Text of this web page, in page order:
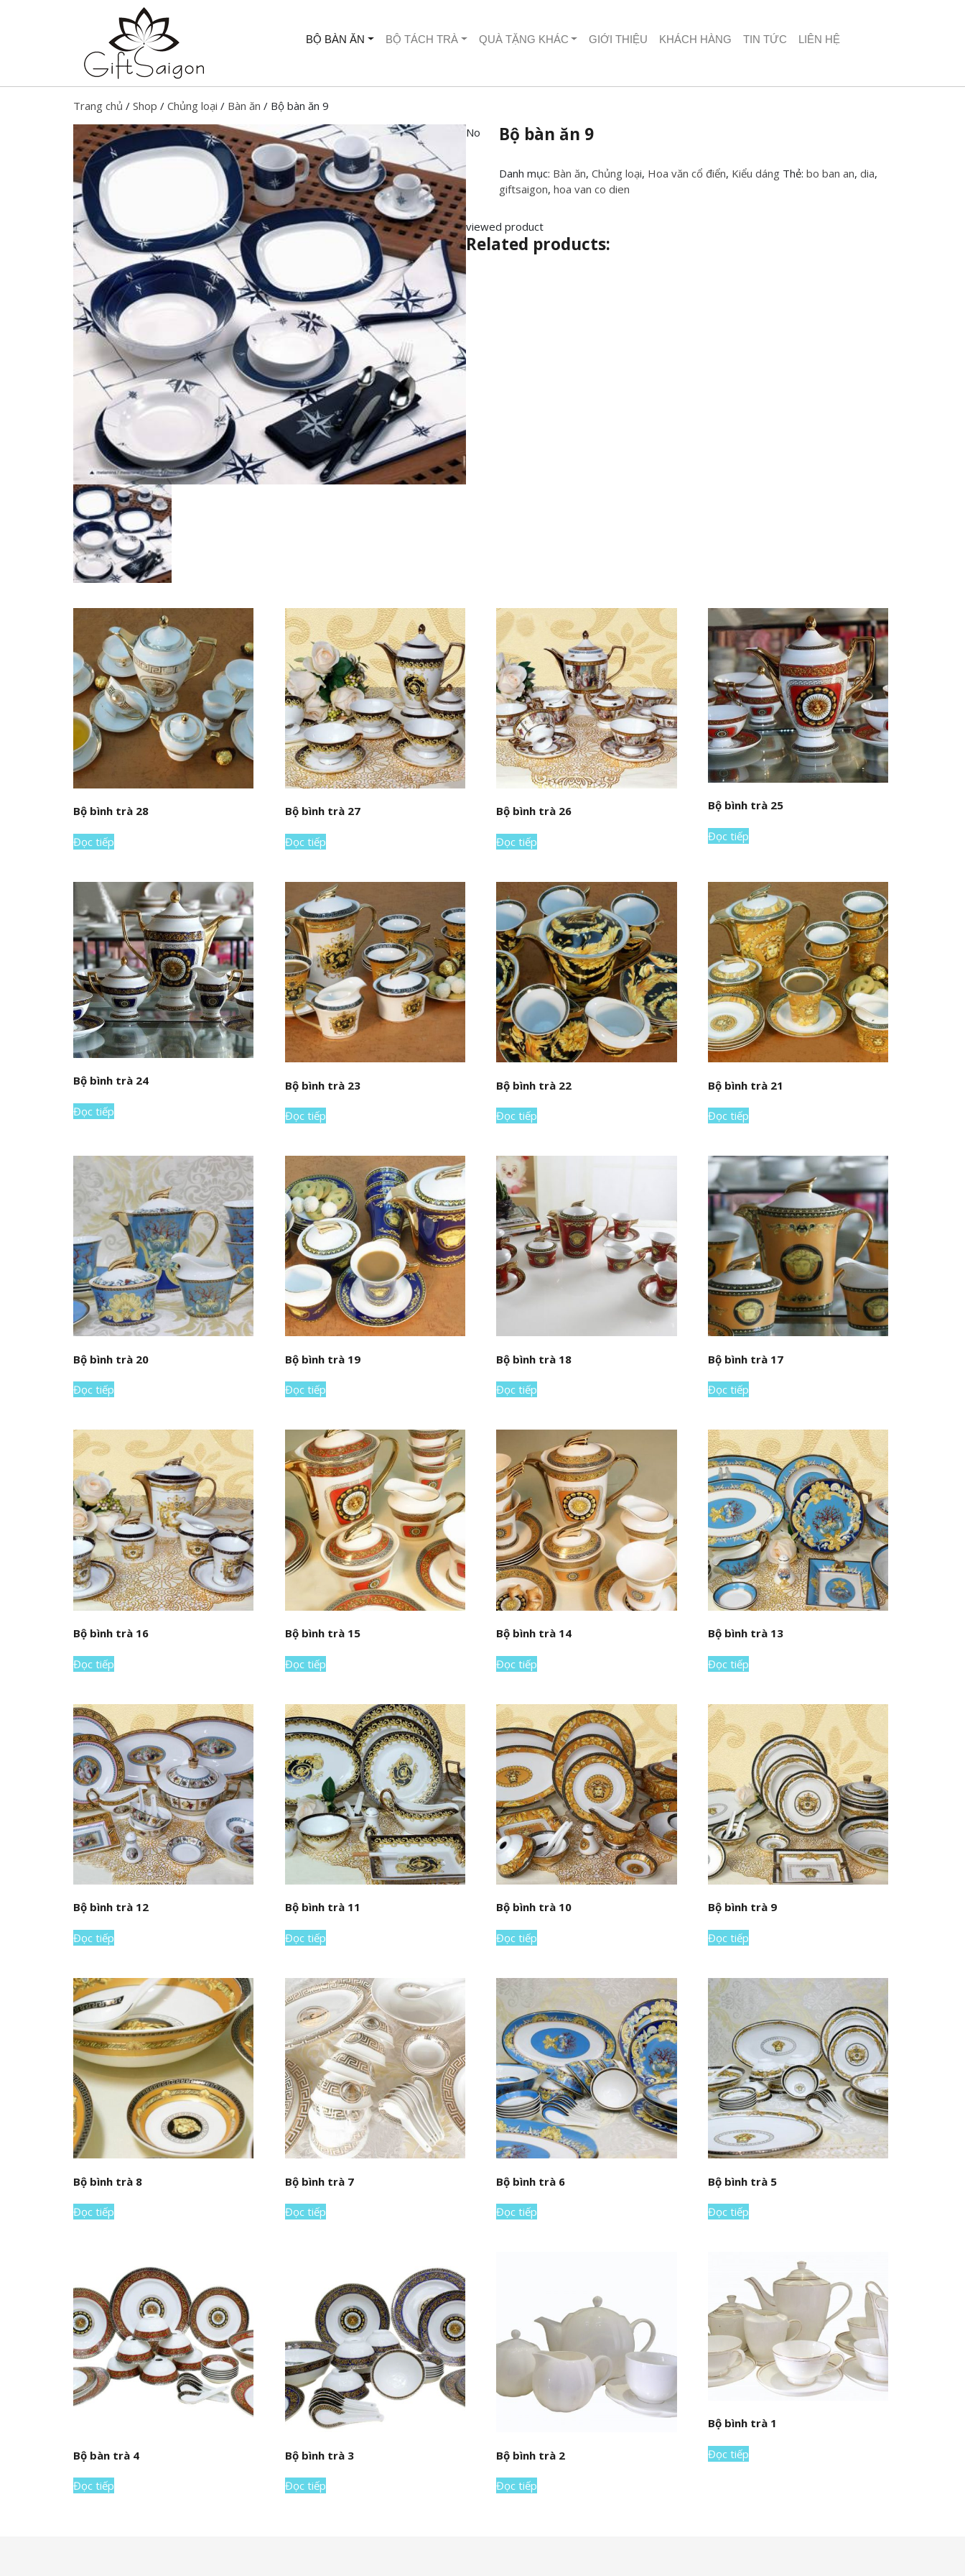
BỘ BÀN ĂN BỘ TÁCH TRÀ QUÀ TẶNG KHÁC GIỚI THIỆU KHÁCH HÀNG TIN TỨC LIÊN HỆ
Trang chủ / Shop / Chủng loại / Bàn ăn / Bộ bàn ăn 9
Bộ bàn ăn 9
Danh mục: Bàn ăn, Chủng loại, Hoa văn cổ điển, Kiểu dáng Thẻ: bo ban an, dia,
giftsaigon, hoa van co dien
No
viewed product
Related products:
Bộ bình trà 28
Đọc tiếp
Bộ bình trà 27
Đọc tiếp
Bộ bình trà 26
Đọc tiếp
Bộ bình trà 25
Đọc tiếp
Bộ bình trà 24
Đọc tiếp
Bộ bình trà 23
Đọc tiếp
Bộ bình trà 22
Đọc tiếp
Bộ bình trà 21
Đọc tiếp
Bộ bình trà 20
Đọc tiếp
Bộ bình trà 19
Đọc tiếp
Bộ bình trà 18
Đọc tiếp
Bộ bình trà 17
Đọc tiếp
Bộ bình trà 16
Đọc tiếp
Bộ bình trà 15
Đọc tiếp
Bộ bình trà 14
Đọc tiếp
Bộ bình trà 13
Đọc tiếp
Bộ bình trà 12
Đọc tiếp
Bộ bình trà 11
Đọc tiếp
Bộ bình trà 10
Đọc tiếp
Bộ bình trà 9
Đọc tiếp
Bộ bình trà 8
Đọc tiếp
Bộ bình trà 7
Đọc tiếp
Bộ bình trà 6
Đọc tiếp
Bộ bình trà 5
Đọc tiếp
Bộ bàn trà 4
Đọc tiếp
Bộ bình trà 3
Đọc tiếp
Bộ bình trà 2
Đọc tiếp
Bộ bình trà 1
Đọc tiếp